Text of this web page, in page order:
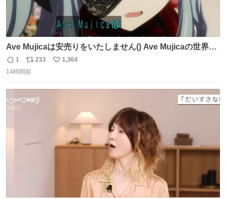
Ave Mujicaは安売りをいたしません() Ave Mujicaの世界観
が壊れてしまいますわ()
返
信
1
リ
ポ
ト
233
い
1,364
14時間前